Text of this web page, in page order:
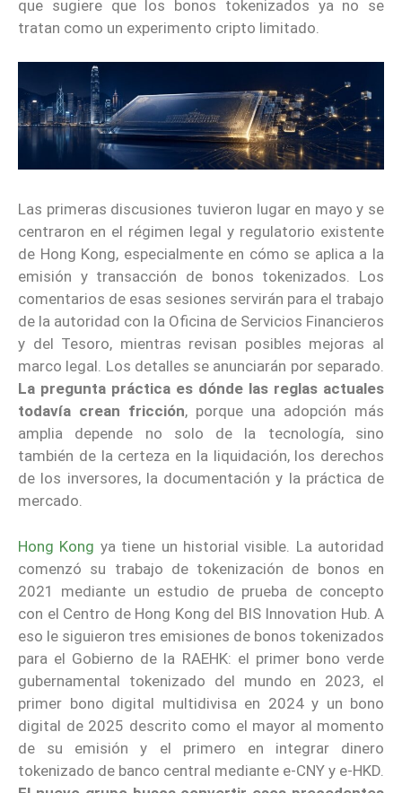
que sugiere que los bonos tokenizados ya no se
tratan como un experimento cripto limitado.
Las primeras discusiones tuvieron lugar en mayo y se
centraron en el régimen legal y regulatorio existente
de Hong Kong, especialmente en cómo se aplica a la
emisión y transacción de bonos tokenizados. Los
comentarios de esas sesiones servirán para el trabajo
de la autoridad con la Oficina de Servicios Financieros
y del Tesoro, mientras revisan posibles mejoras al
marco legal. Los detalles se anunciarán por separado.
La pregunta práctica es dónde las reglas actuales
todavía crean fricción, porque una adopción más
amplia depende no solo de la tecnología, sino
también de la certeza en la liquidación, los derechos
de los inversores, la documentación y la práctica de
mercado.
Hong Kong ya tiene un historial visible. La autoridad
comenzó su trabajo de tokenización de bonos en
2021 mediante un estudio de prueba de concepto
con el Centro de Hong Kong del BIS Innovation Hub. A
eso le siguieron tres emisiones de bonos tokenizados
para el Gobierno de la RAEHK: el primer bono verde
gubernamental tokenizado del mundo en 2023, el
primer bono digital multidivisa en 2024 y un bono
digital de 2025 descrito como el mayor al momento
de su emisión y el primero en integrar dinero
tokenizado de banco central mediante e-CNY y e-HKD.